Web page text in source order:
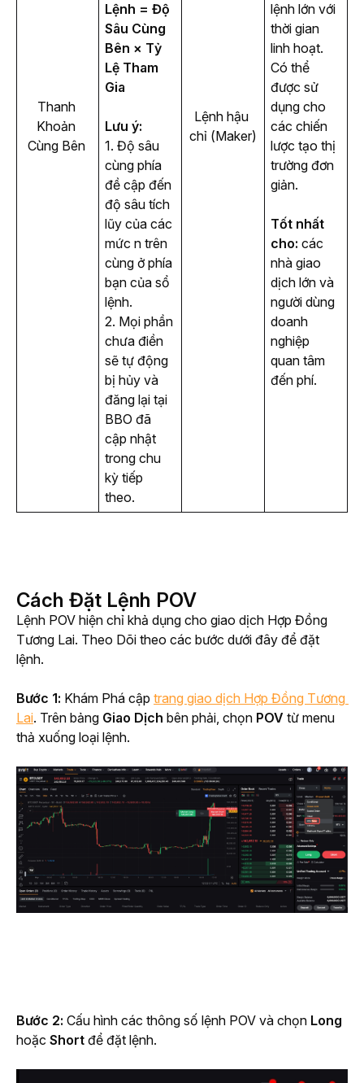
Thanh
Khoản
Cùng Bên
Lệnh = Độ
Sâu Cùng
Bên × Tỷ
Lệ Tham
Gia
Lưu ý:
1. Độ sâu
cùng phía
đề cập đến
độ sâu tích
lũy của các
mức n trên
cùng ở phía
bạn của sổ
lệnh.
2. Mọi phần
chưa điền
sẽ tự động
bị hủy và
đăng lại tại
BBO đã
cập nhật
trong chu
kỳ tiếp
theo.
Lệnh hậu
chỉ (Maker)
lệnh lớn với
thời gian
linh hoạt.
Có thể
được sử
dụng cho
các chiến
lược tạo thị
trường đơn
giản.
Tốt nhất
cho: các
nhà giao
dịch lớn và
người dùng
doanh
nghiệp
quan tâm
đến phí.
Cách Đặt Lệnh POV
Lệnh POV hiện chỉ khả dụng cho giao dịch Hợp Đồng
Tương Lai. Theo Dõi theo các bước dưới đây để đặt
lệnh.
Bước 1: Khám Phá cập trang giao dịch Hợp Đồng Tương
Lai. Trên bảng Giao Dịch bên phải, chọn POV từ menu
thả xuống loại lệnh.
Bước 2: Cấu hình các thông số lệnh POV và chọn
hoặc Short để đặt lệnh.